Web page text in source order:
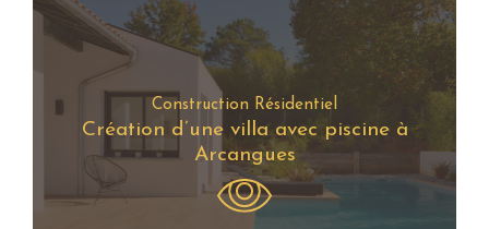
Construction Résidentiel
Création d’une villa avec piscine à
Arcangues